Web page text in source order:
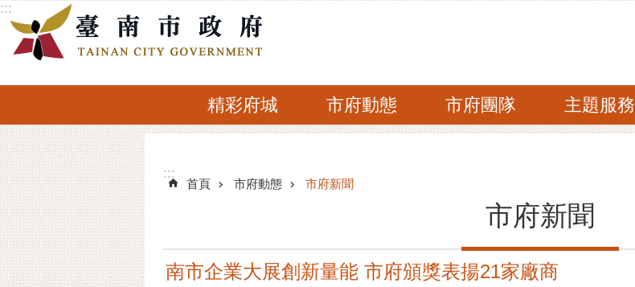
跳到主要內容區塊
:::
精彩府城 市府動態 市府團隊 主題服務
:::
:::
首頁 市府動態 市府新聞
市府新聞
南市企業大展創新量能 市府頒獎表揚21家廠商